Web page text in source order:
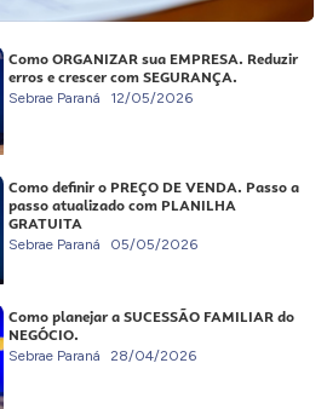
Como ORGANIZAR sua EMPRESA. Reduzir
erros e crescer com SEGURANÇA.
Sebrae Paraná 12/05/2026
Como definir o PREÇO DE VENDA. Passo a
passo atualizado com PLANILHA
GRATUITA
Sebrae Paraná 05/05/2026
Como planejar a SUCESSÃO FAMILIAR do
NEGÓCIO.
Sebrae Paraná 28/04/2026